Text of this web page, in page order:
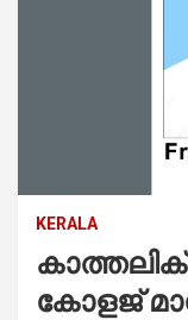
KERALA
കോളജ്